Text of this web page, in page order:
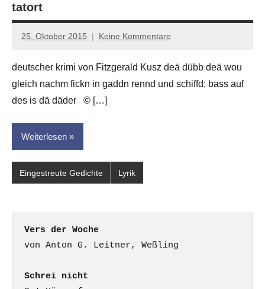
tatort
25. Oktober 2015
Anton
Leitner
Keine Kommentare
deutscher krimi von Fitzgerald Kusz deä dübb deä wou
gleich nachm fickn in gaddn rennd und schiffd: bass auf
des is dä däder © […]
Weiterlesen
Eingestreute Gedichte Lyrik
Vers der Woche
Schrei nicht